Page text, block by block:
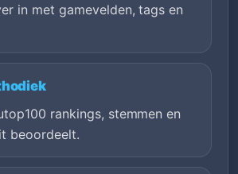
in met gamevelden, tags en
rankings, stemmen en
beoordeelt.